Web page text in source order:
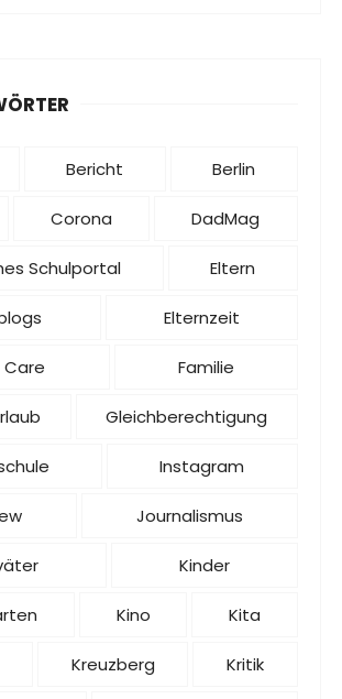
Bericht Berlin
Corona DadMag
Schulportal Eltern
Elternzeit
Care Familie
Gleichberechtigung
Instagram
Journalismus
Kinder
Kino Kita
Kreuzberg Kritik